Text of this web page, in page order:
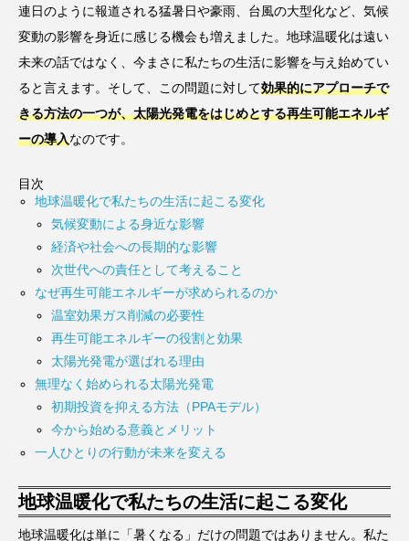
連日のように報道される猛暑日や豪雨、台風の大型化など、気候
変動の影響を身近に感じる機会も増えました。地球温暖化は遠い
未来の話ではなく、今まさに私たちの生活に影響を与え始めてい
ると言えます。そして、この問題に対して効果的にアプローチで
きる方法の一つが、太陽光発電をはじめとする再生可能エネルギ
ーの導入なのです。
目次
地球温暖化で私たちの生活に起こる変化
気候変動による身近な影響
経済や社会への長期的な影響
次世代への責任として考えること
なぜ再生可能エネルギーが求められるのか
温室効果ガス削減の必要性
再生可能エネルギーの役割と効果
太陽光発電が選ばれる理由
無理なく始められる太陽光発電
初期投資を抑える方法（PPAモデル）
今から始める意義とメリット
一人ひとりの行動が未来を変える
地球温暖化で私たちの生活に起こる変化
地球温暖化は単に「暑くなる」だけの問題ではありません。私た